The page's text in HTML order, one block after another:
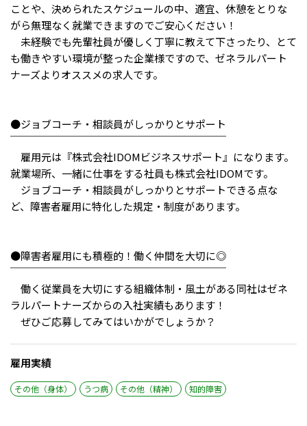
ことや、決められたスケジュールの中、適宜、休憩をとりな
がら無理なく就業できますのでご安心ください！
未経験でも先輩社員が優しく丁寧に教えて下さったり、とて
も働きやすい環境が整った企業様ですので、ゼネラルパート
ナーズよりオススメの求人です。
●ジョブコーチ・相談員がしっかりとサポート
￣￣￣￣￣￣￣￣￣￣￣￣￣￣￣￣￣￣￣￣￣
雇用元は『株式会社IDOMビジネスサポート』になります。
就業場所、一緒に仕事をする社員も株式会社IDOMです。
ジョブコーチ・相談員がしっかりとサポートできる点な
ど、障害者雇用に特化した規定・制度があります。
●障害者雇用にも積極的！働く仲間を大切に◎
￣￣￣￣￣￣￣￣￣￣￣￣￣￣￣￣￣￣￣￣￣
働く従業員を大切にする組織体制・風土がある同社はゼネ
ラルパートナーズからの入社実績もあります！
ぜひご応募してみてはいかがでしょうか？
雇用実績
その他（身体） うつ病 その他（精神） 知的障害
ご利用ガイド